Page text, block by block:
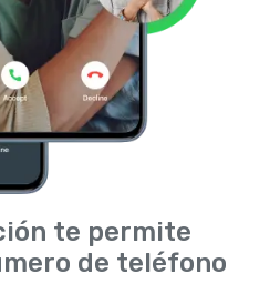
te permite
de teléfono